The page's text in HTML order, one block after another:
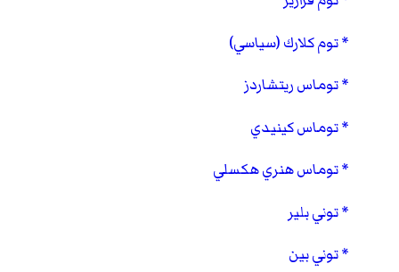
توم كلارك (سياسي)
توماس ريتشاردز
توماس كينيدي
توماس هنري هكسلي
توني بلير
توني بين